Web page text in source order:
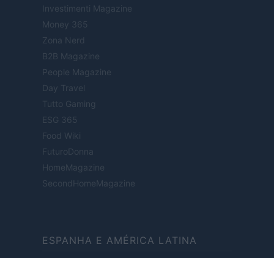
Investimenti Magazine
Money 365
Zona Nerd
B2B Magazine
People Magazine
Day Travel
Tutto Gaming
ESG 365
Food Wiki
FuturoDonna
HomeMagazine
SecondHomeMagazine
ESPANHA E AMÉRICA LATINA